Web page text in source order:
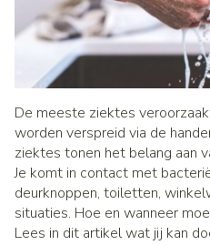
De meeste ziektes
worden verspreid via de
ziektes tonen het belang aan
Je komt in contact met
deurknoppen, toiletten,
situaties. Hoe en wanneer
Lees in dit artikel wat jij kan